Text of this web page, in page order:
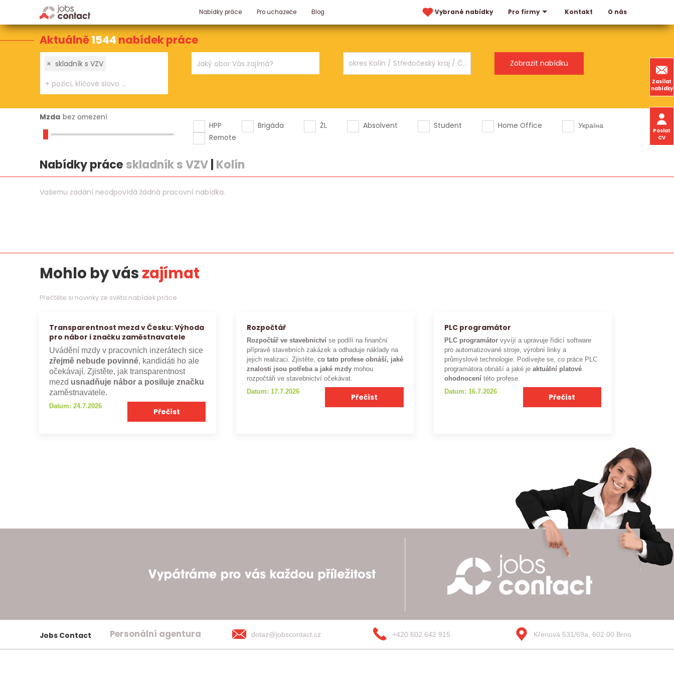
Nabídky práce Pro uchazeče Blog Vybrané nabídky Pro firmy Kontakt O nás
Zasílat
nabídky
Poslat
CV
Aktuálně1544 nabídek práce
× skladník s VZV
Mzda bez omezení
HPP
Brigáda ŽL Absolvent Student Home Office
Україна
Remote
Nabídky práce skladník s VZV| Kolín
Vašemu zadání neodpovídá žádná pracovní nabídka.
Mohlo by vászajímat
Přečtěte si novinky ze světa nabídek práce
Transparentnost mezd v Česku: Výhoda
pro nábor i značku zaměstnavatele
Uvádění mzdy v pracovních inzerátech sice
zřejmě nebude povinné, kandidáti ho ale
očekávají. Zjistěte, jak transparentnost
mezd usnadňuje nábor a posiluje značku
zaměstnavatele.
Datum: 24.7.2026
Přečíst
Rozpočtář
Rozpočtář ve stavebnictví se podílí na finanční
přípravě stavebních zakázek a odhaduje náklady na
jejich realizaci. Zjistěte,co tato profese obnáší, jaké
znalosti jsou potřeba a jaké mzdy mohou
rozpočtáři ve stavebnictví očekávat.
Datum: 17.7.2026
Přečíst
PLC programátor
PLC programátor vyvíjí a upravuje řídicí software
pro automatizované stroje, výrobní linky a
průmyslové technologie. Podívejte se, co práce PLC
programátora obnáší a jaké je aktuální platové
ohodnocení této profese.
Datum: 16.7.2026
Přečíst
Jobs Contact Personální agentura dotaz@jobscontact.cz +420 602 642 915 Křenová 531/69a, 602 00 Brno